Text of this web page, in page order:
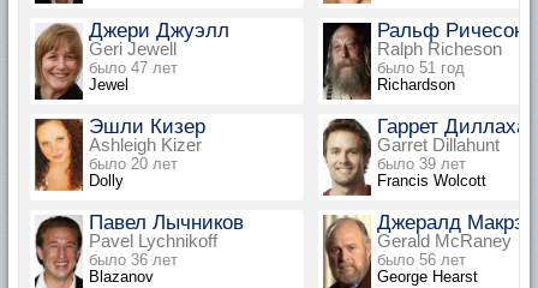
Джери Джуэлл
Geri Jewell
было 47 лет
Jewel
Ральф Ричесон
Ralph Richeson
было 51 год
Richardson
Эшли Кизер
Ashleigh Kizer
было 20 лет
Dolly
Гаррет
Garret Dillahunt
было 39 лет
Francis Wolcott
Павел Лычников
Pavel Lychnikoff
было 36 лет
Blazanov
Джералд
Gerald McRaney
было 56 лет
George Hearst